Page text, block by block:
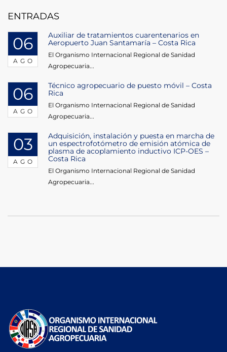
ENTRADAS
06
AGO
Auxiliar de tratamientos cuarentenarios en
Aeropuerto Juan Santamaría – Costa Rica
El Organismo Internacional Regional de Sanidad
Agropecuaria...
06
AGO
Técnico agropecuario de puesto móvil – Costa
Rica
El Organismo Internacional Regional de Sanidad
Agropecuaria...
03
AGO
Adquisición, instalación y puesta en marcha de
un espectrofotómetro de emisión atómica de
plasma de acoplamiento inductivo ICP-OES –
Costa Rica
El Organismo Internacional Regional de Sanidad
Agropecuaria...